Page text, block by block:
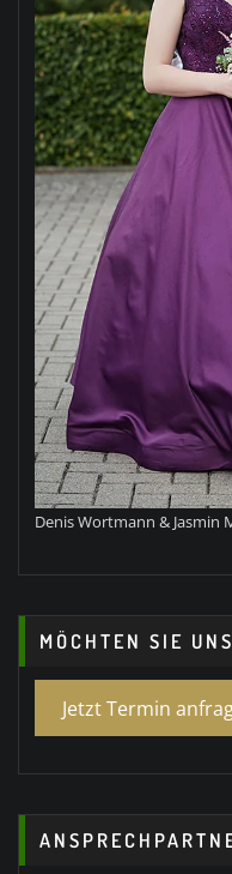
Denis Wortmann & Jasmin
MÖCHTEN SIE
Jetzt Termin